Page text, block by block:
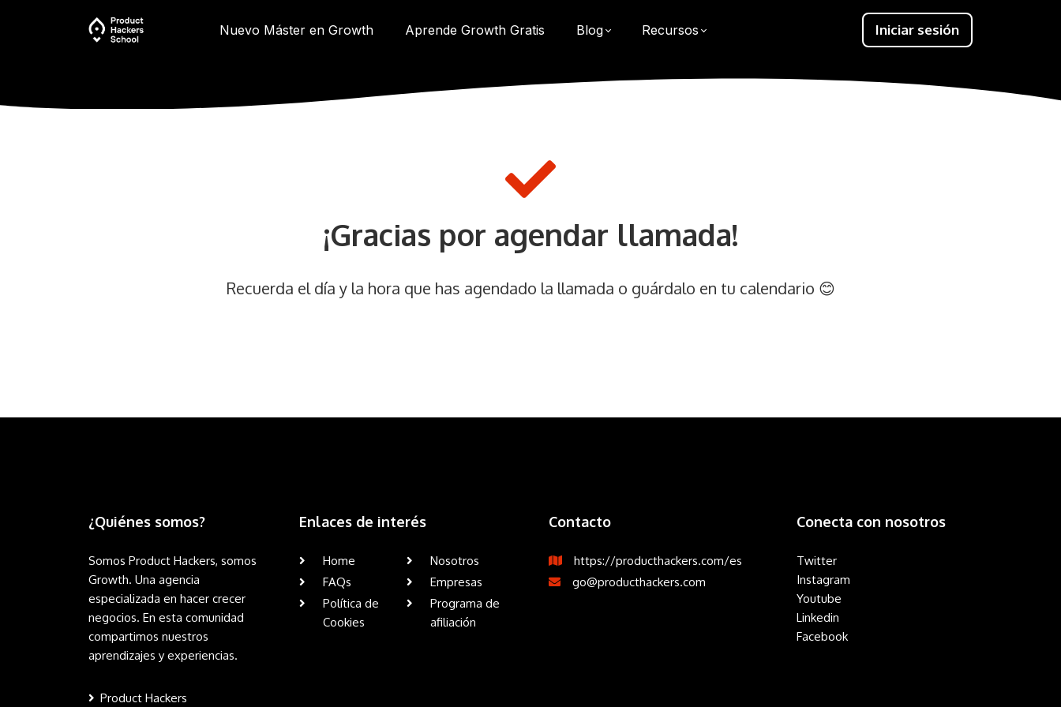
Nuevo Máster en Growth Aprende Growth Gratis Blog Recursos Iniciar sesión
¡Gracias por agendar llamada!
Recuerda el día y la hora que has agendado la llamada o guárdalo en tu calendario 😊
¿Quiénes somos?
Somos Product Hackers, somos
Growth. Una agencia
especializada en hacer crecer
negocios. En esta comunidad
compartimos nuestros
aprendizajes y experiencias.
Product Hackers
Enlaces de interés
Home
Nosotros
FAQs
Empresas
Política de
Cookies
Programa de
afiliación
Contacto
https://producthackers.com/es
go@producthackers.com
Conecta con nosotros
Twitter
Instagram
Youtube
Linkedin
Facebook